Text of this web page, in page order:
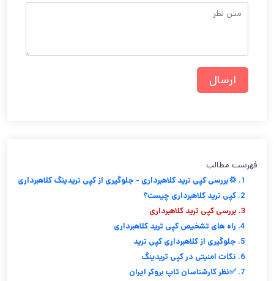
فهرست مطالب
1. 💢بررسی کپی ترید کلاهبرداری - جلوگیری از کپی تریدینگ کلاهبرداری
2. کپی ترید کلاهبرداری چیست؟
3. بررسی کپی ترید کلاهبرداری
4. راه های تشخیص کپی ترید کلاهبرداری
5. جلوگیری از کلاهبرداری کپی ترید
6. نکات امنیتی در کپی تریدینگ
7. ✅نظر کارشناسان تاپ بروکر ایران